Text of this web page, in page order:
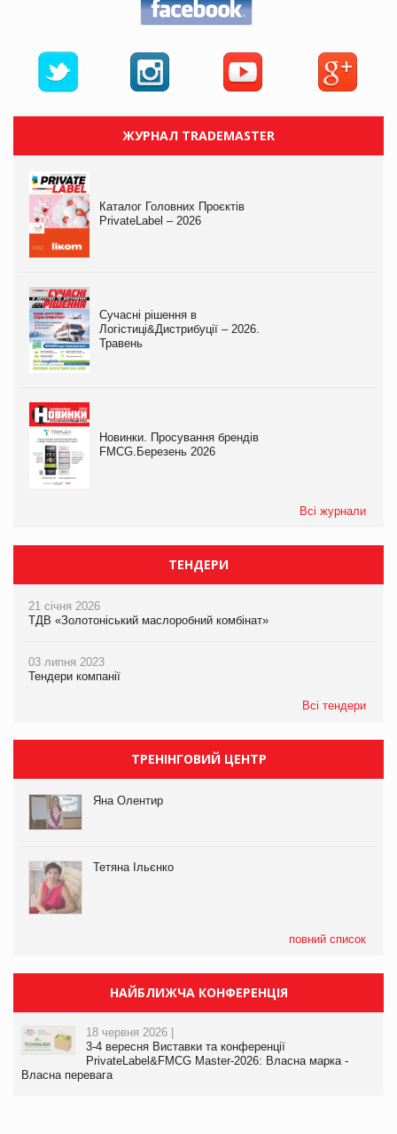
ЖУРНАЛ TRADEMASTER
Каталог Головних Проєктів
PrivateLabel – 2026
Сучасні рішення в
Логістиці&Дистрибуції – 2026.
Травень
Новинки. Просування брендів
FMCG.Березень 2026
Всі журнали
ТЕНДЕРИ
21 січня 2026
ТДВ «Золотоніський маслоробний комбінат»
03 липня 2023
Тендери компанії
Всі тендери
ТРЕНІНГОВИЙ ЦЕНТР
Яна Олентир
Тетяна Ільєнко
повний список
НАЙБЛИЖЧА КОНФЕРЕНЦІЯ
18 червня 2026 |
3-4 вересня Виставки та конференції
PrivateLabel&FMCG Master-2026: Власна марка -
Власна перевага